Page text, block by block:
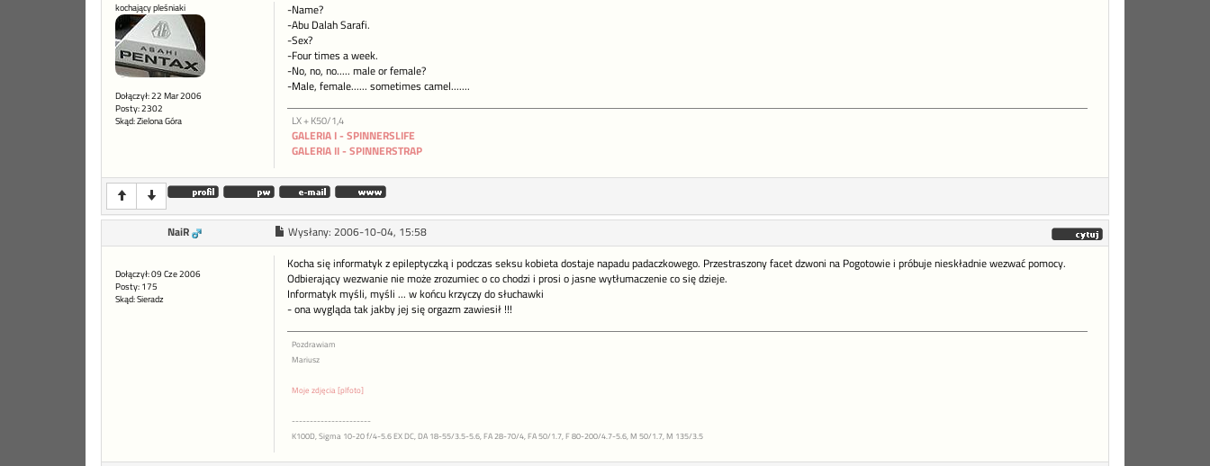
kochający pleśniaki
Dołączył: 22 Mar 2006
Posty: 2302
Skąd: Zielona Góra
-Name?
-Abu Dalah Sarafi.
-Sex?
-Four times a week.
-No, no, no..... male or female?
-Male, female...... sometimes camel.......
LX + K50/1,4
GALERIA I - SPINNERSLIFE
GALERIA II - SPINNERSTRAP
NaiR Wysłany: 2006-10-04, 15:58
Dołączył: 09 Cze 2006
Posty: 175
Skąd: Sieradz
Kocha się informatyk z epileptyczką i podczas seksu kobieta dostaje napadu padaczkowego. Przestraszony facet dzwoni na Pogotowie i próbuje nieskładnie wezwać pomocy.
Odbierający wezwanie nie może zrozumiec o co chodzi i prosi o jasne wytłumaczenie co się dzieje.
Informatyk myśli, myśli ... w końcu krzyczy do słuchawki
- ona wygląda tak jakby jej się orgazm zawiesił !!!
Pozdrawiam
Mariusz
Moje zdjęcia [plfoto]
----------------------
K100D, Sigma 10-20 f/4-5.6 EX DC, DA 18-55/3.5-5.6, FA 28-70/4, FA 50/1.7, F 80-200/4.7-5.6, M 50/1.7, M 135/3.5